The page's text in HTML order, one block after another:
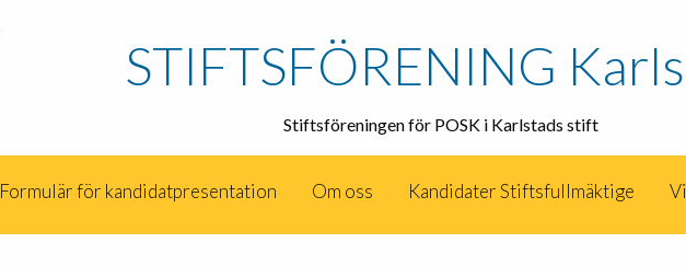
STIFTSFÖRENING
Stiftsföreningen för POSK i Karlstads stift
Formulär för kandidatpresentation Om oss Kandidater Stiftsfullmäktige